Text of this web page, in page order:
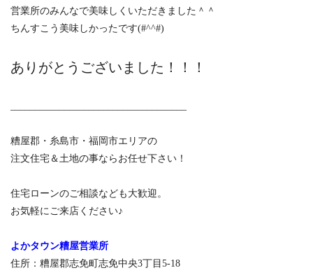
営業所のみんなで美味しくいただきました＾＾
ちんすこう美味しかったです(#^^#)
ありがとうございました！！！
糟屋郡・糸島市・福岡市エリアの
注文住宅＆土地の事ならお任せ下さい！
住宅ローンのご相談なども大歓迎。
お気軽にご来店ください♪
よかタウン糟屋営業所
住所：糟屋郡志免町志免中央3丁目5-18